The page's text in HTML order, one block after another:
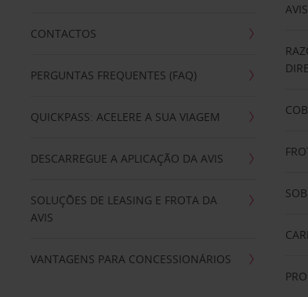
CONTACTOS
PERGUNTAS FREQUENTES (FAQ)
QUICKPASS: ACELERE A SUA VIAGEM
DESCARREGUE A APLICAÇÃO DA AVIS
SOLUÇÕES DE LEASING E FROTA DA
AVIS
VANTAGENS PARA CONCESSIONÁRIOS